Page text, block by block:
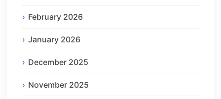
February 2026
January 2026
December 2025
November 2025